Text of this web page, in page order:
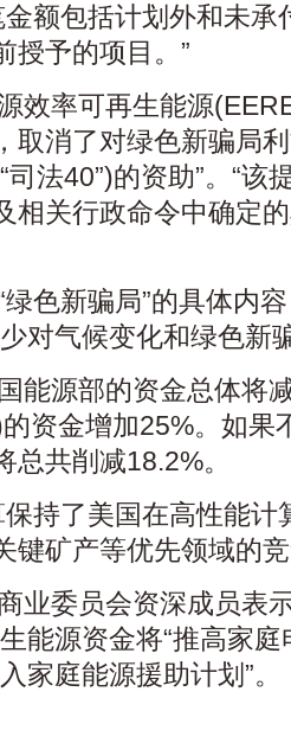
额包括计划外和未
授予的项目。”
效率可再生能源
取消了对绿色新骗局
法40”)的资助”。“该
相关行政命令中确定
色新骗局”的具体内
对气候变化和绿色新
能源部的资金总体将
资金增加25%。如果
共削减18.2%。
持了美国在高性能
键矿产等优先领域的
业委员会资深成员表
能源资金将“推高家
家庭能源援助计划”。